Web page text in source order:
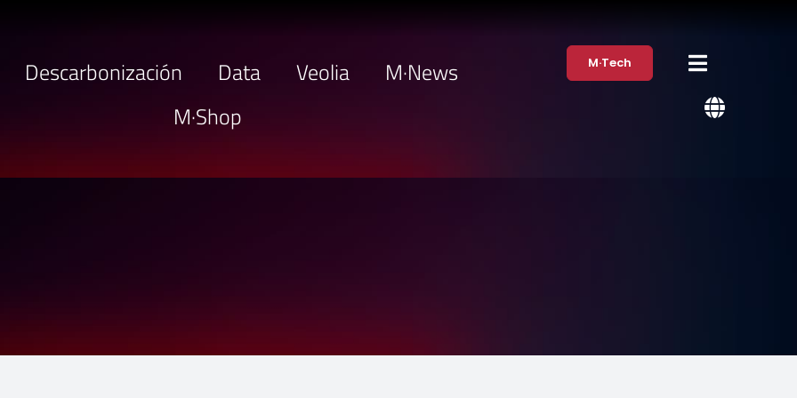
Descarbonización Data Veolia
M·News
M·Shop
M·Tech